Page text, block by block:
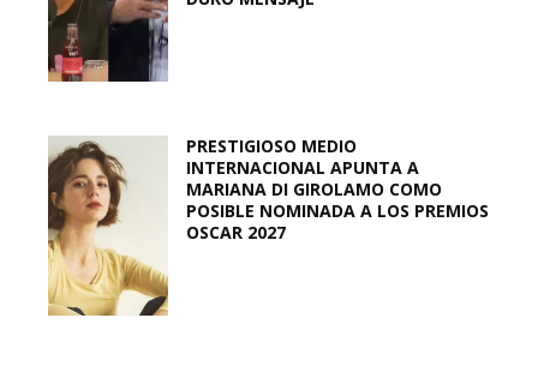
PRESTIGIOSO MEDIO
INTERNACIONAL APUNTA A
MARIANA DI GIROLAMO COMO
POSIBLE NOMINADA A LOS PREMIOS
OSCAR 2027